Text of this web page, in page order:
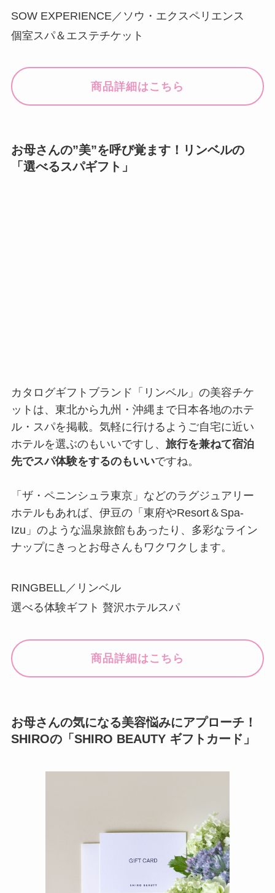
SOW EXPERIENCE／ソウ・エクスペリエンス
個室スパ＆エステチケット
商品詳細はこちら
お母さんの”美”を呼び覚ます！リンベルの
「選べるスパギフト」
カタログギフトブランド「リンベル」の美容チケ
ットは、東北から九州・沖縄まで日本各地のホテ
ル・スパを掲載。気軽に行けるようご自宅に近い
ホテルを選ぶのもいいですし、 旅行を兼ねて宿泊
先でスパ体験をするのもいいですね。
「ザ・ペニンシュラ東京」などのラグジュアリー
ホテルもあれば、伊豆の「東府やResort＆Spa-
Izu」のような温泉旅館もあったり、多彩なライン
ナップにきっとお母さんもワクワクします。
RINGBELL／リンベル
選べる体験ギフト 贅沢ホテルスパ
商品詳細はこちら
お母さんの気になる美容悩みにアプローチ！
SHIROの「SHIRO BEAUTY ギフトカード」